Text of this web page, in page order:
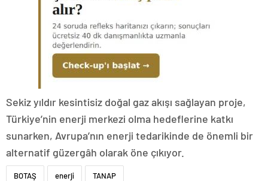
Sekiz yıldır kesintisiz doğal gaz akışı sağlayan proje,
Türkiye’nin enerji merkezi olma hedeflerine katkı
sunarken, Avrupa’nın enerji tedarikinde de önemli bir
alternatif güzergâh olarak öne çıkıyor.
BOTAŞ enerji TANAP